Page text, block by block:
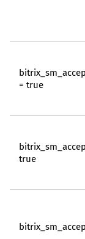
= true
true